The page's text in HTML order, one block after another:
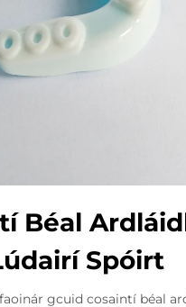
Béal
Spóirt
gcuid cosaintí béal